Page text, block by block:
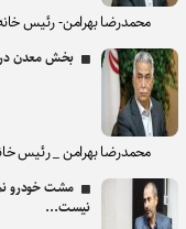
محمدرضا بهرامن- رئیس
بخش معدن در
محمدرضا بهرامن _ رئیس
مشت خودرو
نیست...